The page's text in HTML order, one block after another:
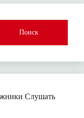
Слушать